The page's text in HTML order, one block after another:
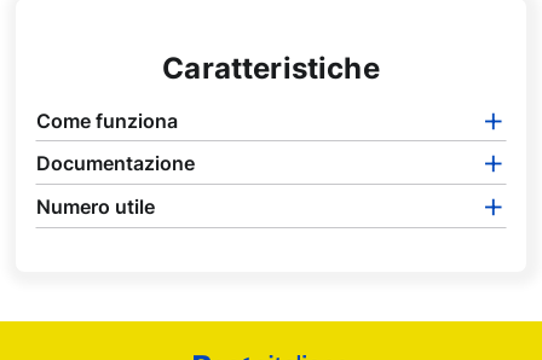
Caratteristiche
Come funziona
Documentazione
Numero utile